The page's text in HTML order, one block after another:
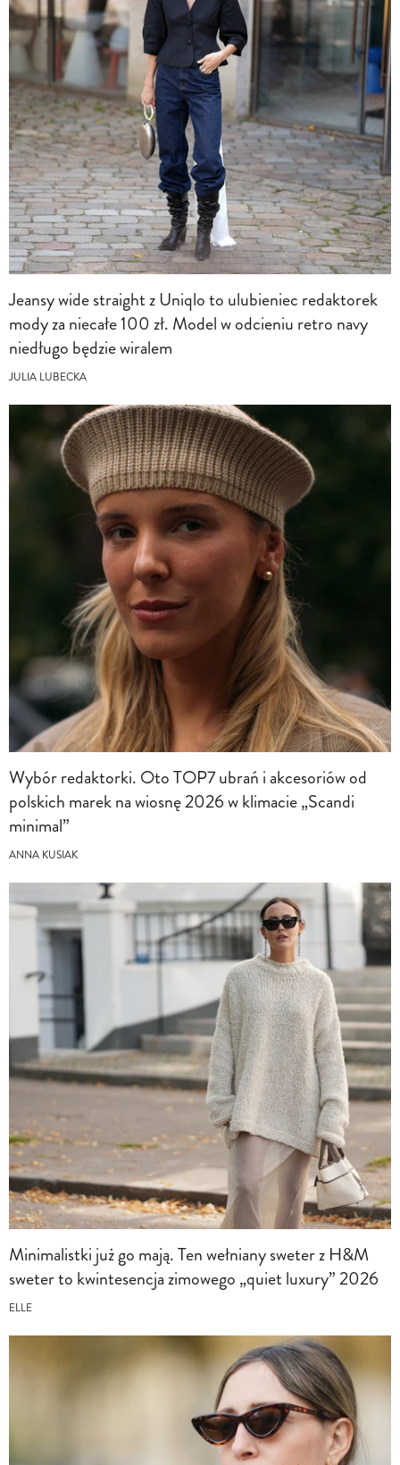
Jeansy wide straight z Uniqlo to ulubieniec redaktorek
mody za niecałe 100 zł. Model w odcieniu retro navy
niedługo będzie wiralem
JULIA LUBECKA
Wybór redaktorki. Oto TOP7 ubrań i akcesoriów od
polskich marek na wiosnę 2026 w klimacie „Scandi
minimal”
ANNA KUSIAK
Minimalistki już go mają. Ten wełniany sweter z H&M
sweter to kwintesencja zimowego „quiet luxury” 2026
ELLE